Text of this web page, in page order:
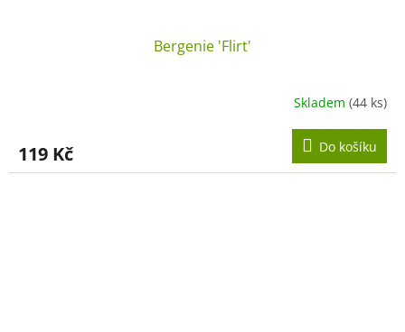
Bergenie 'Flirt'
Skladem (44 ks)
119 Kč Do košíku